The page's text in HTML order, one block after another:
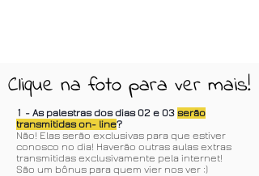
Clique na foto para ver mais!
1 - As palestras dos dias 02 e 03 serão
transmitidas on- line?
​Não! Elas serão exclusivas para que estiver
conosco no dia! Haverão outras aulas extras
transmitidas exclusivamente pela internet!
São um bônus para quem vier nos ver :)